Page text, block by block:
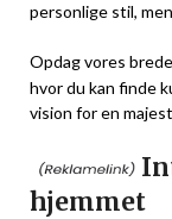
personlige stil,
Opdag vores
hvor du kan finde
vision for en
hjemmet